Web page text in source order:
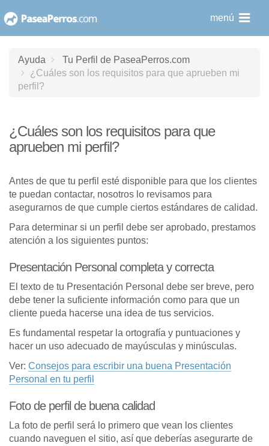
al
menú
Ayuda
Tu Perfil de PaseaPerros.com
¿Cuáles son los requisitos para que aprueben mi
perfil?
¿Cuáles son los requisitos para que
aprueben mi perfil?
Antes de que tu perfil esté disponible para que los clientes
te puedan contactar, nosotros lo revisamos para
asegurarnos de que cumple ciertos estándares de calidad.
Para determinar si un perfil debe ser aprobado, prestamos
atención a los siguientes puntos:
Presentación Personal completa y correcta
El texto de tu Presentación Personal debe ser breve, pero
debe tener la suficiente información como para que un
cliente pueda hacerse una idea de tus servicios.
Es fundamental respetar la ortografía y puntuaciones y
hacer un uso adecuado de mayúsculas y minúsculas.
Ver: Consejos para escribir una buena Presentación
Personal en tu perfil
Foto de perfil de buena calidad
La foto de perfil será lo primero que vean los clientes
cuando naveguen el sitio, así que deberías asegurarte de